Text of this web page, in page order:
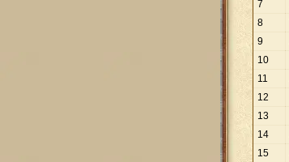
7
8
9
10
11
12
13
14
15